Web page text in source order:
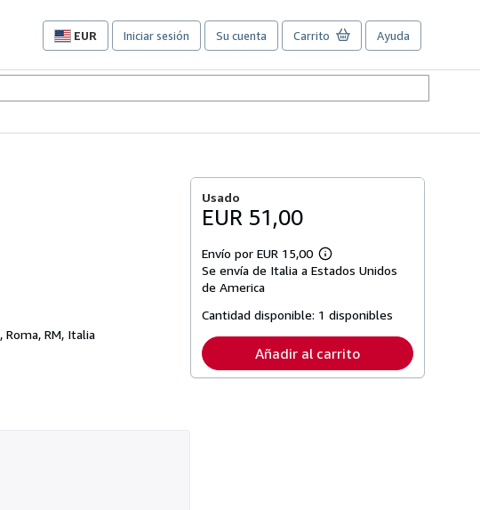
EUR
Preferencias
compra
sitio.
Iniciar sesión Su cuenta Carrito Ayuda
, Roma, RM, Italia
Usado
EUR 51,00
Envío por EUR 15,00
Más
información
tarifas
envío
Se envía de Italia a Estados Unidos
de America
Cantidad disponible: 1 disponibles
Añadir al carrito